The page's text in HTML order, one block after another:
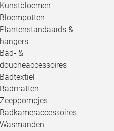
Kunstbloemen
Bloempotten
Plantenstandaards & -
hangers
Bad- &
doucheaccessoires
Badtextiel
Badmatten
Zeeppompjes
Badkameraccessoires
Wasmanden